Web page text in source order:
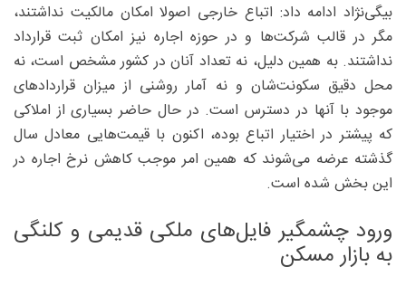
بیگی‌نژاد ادامه داد: اتباع خارجی اصولا امکان مالکیت نداشتند،
مگر در قالب شرکت‌ها و در حوزه اجاره نیز امکان ثبت قرارداد
نداشتند. به همین دلیل، نه تعداد آنان در کشور مشخص است، نه
محل دقیق سکونت‌شان و نه آمار روشنی از میزان قراردادهای
موجود با آنها در دسترس است. در حال حاضر بسیاری از املاکی
که پیشتر در اختیار اتباع بوده، اکنون با قیمت‌هایی معادل سال
گذشته عرضه می‌شوند که همین امر موجب کاهش نرخ اجاره در
این بخش شده است.
ورود چشمگیر فایل‌های ملکی قدیمی و کلنگی
به بازار مسکن